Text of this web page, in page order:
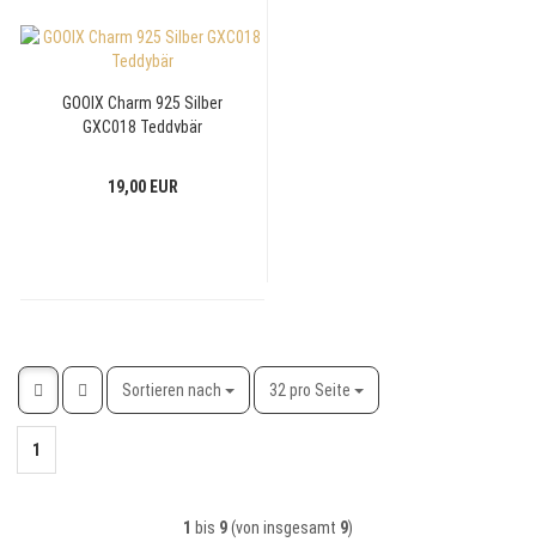
GOOIX Charm 925 Silber
GXC018 Teddybär
19,00 EUR
Sortieren nach
Sortieren nach 32 pro Seite
pro Seite
1
1 bis 9(von insgesamt 9)